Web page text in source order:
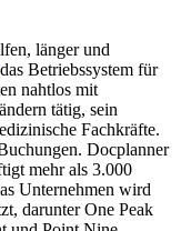
länger und
Betriebssystem für
nahtlos mit
tätig, sein
Fachkräfte.
Docplanner
mehr als 3.000
Unternehmen wird
darunter One Peak